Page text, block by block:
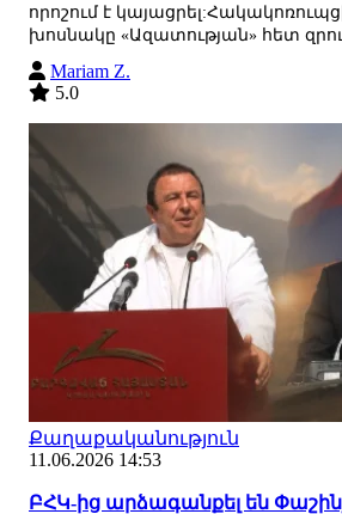
որոշում է
խոսնակը «Ազատության» հետ
Mariam Z.
5.0
Քաղաքականություն
11.06.2026 14:53
ԲՀԿ-ից արձագանքել են